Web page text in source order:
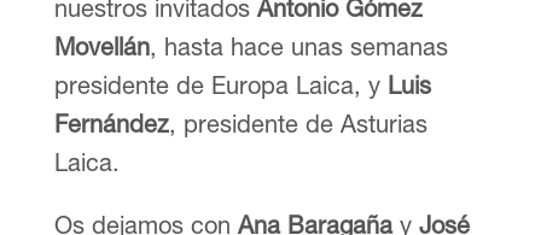
nuestros invitados Antonio Gómez
Movellán, hasta hace unas semanas
presidente de Europa Laica, y Luis
Fernández, presidente de Asturias
Laica.
Os dejamos con Ana Baragañay José